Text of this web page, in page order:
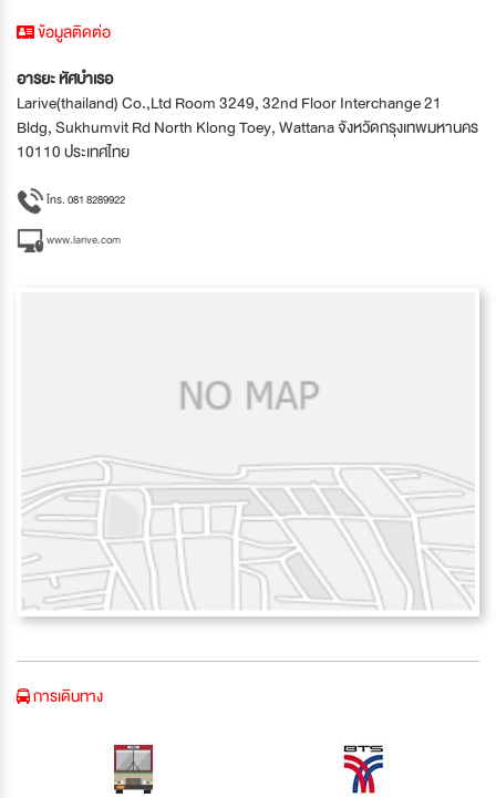
ข้อมูลติดต่อ
อารยะ หัศบำเรอ
Larive(thailand) Co.,Ltd Room 3249, 32nd Floor Interchange 21
Bldg, Sukhumvit Rd North Klong Toey, Wattana จังหวัดกรุงเทพมหานคร
10110 ประเทศไทย
โทร. 081 8289922
www.larive.com
การเดินทาง